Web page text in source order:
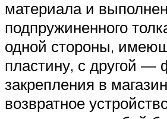
материала и
подпружиненного
одной стороны,
пластину, с другой —
закрепления в
возвратное